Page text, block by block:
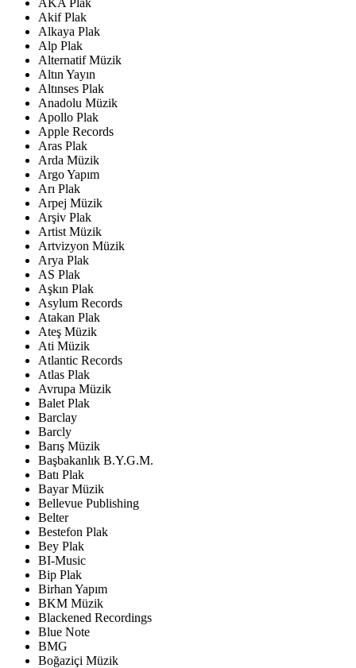
Akif Plak
Alkaya Plak
Alp Plak
Alternatif Müzik
Altın Yayın
Altınses Plak
Anadolu Müzik
Apollo Plak
Apple Records
Aras Plak
Arda Müzik
Argo Yapım
Arı Plak
Arpej Müzik
Arşiv Plak
Artist Müzik
Artvizyon Müzik
Arya Plak
AS Plak
Aşkın Plak
Asylum Records
Atakan Plak
Ateş Müzik
Ati Müzik
Atlantic Records
Atlas Plak
Avrupa Müzik
Balet Plak
Barclay
Barcly
Barış Müzik
Başbakanlık B.Y.G.M.
Batı Plak
Bayar Müzik
Bellevue Publishing
Belter
Bestefon Plak
Bey Plak
BI-Music
Bip Plak
Birhan Yapım
BKM Müzik
Blackened Recordings
Blue Note
BMG
Boğaziçi Müzik